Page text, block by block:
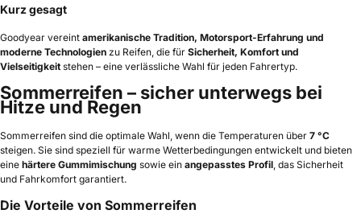
Kurz gesagt
Goodyear vereint amerikanische Tradition, Motorsport-Erfahrung und
moderne Technologien zu Reifen, die für Sicherheit, Komfort und
Vielseitigkeit stehen – eine verlässliche Wahl für jeden Fahrertyp.
Sommerreifen – sicher unterwegs bei
Hitze und Regen
Sommerreifen sind die optimale Wahl, wenn die Temperaturen über 7 °C
steigen. Sie sind speziell für warme Wetterbedingungen entwickelt und bieten
eine härtere Gummimischung sowie ein angepasstes Profil , das Sicherheit
und Fahrkomfort garantiert.
Die Vorteile von Sommerreifen